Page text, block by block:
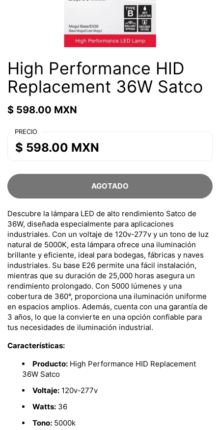
High Performance HID
Replacement 36W Satco
$ 598.00 MXN
PRECIO
$ 598.00 MXN
AGOTADO
Descubre la lámpara LED de alto rendimiento Satco de
36W, diseñada especialmente para aplicaciones
industriales. Con un voltaje de 120v-277v y un tono de luz
natural de 5000K, esta lámpara ofrece una iluminación
brillante y eficiente, ideal para bodegas, fábricas y naves
industriales. Su base E26 permite una fácil instalación,
mientras que su duración de 25,000 horas asegura un
rendimiento prolongado. Con 5000 lúmenes y una
cobertura de 360°, proporciona una iluminación uniforme
en espacios amplios. Además, cuenta con una garantía de
3 años, lo que la convierte en una opción confiable para
tus necesidades de iluminación industrial.
Características:
Producto: High Performance HID Replacement
36W Satco
Voltaje: 120v-277v
Watts: 36
Tono: 5000k